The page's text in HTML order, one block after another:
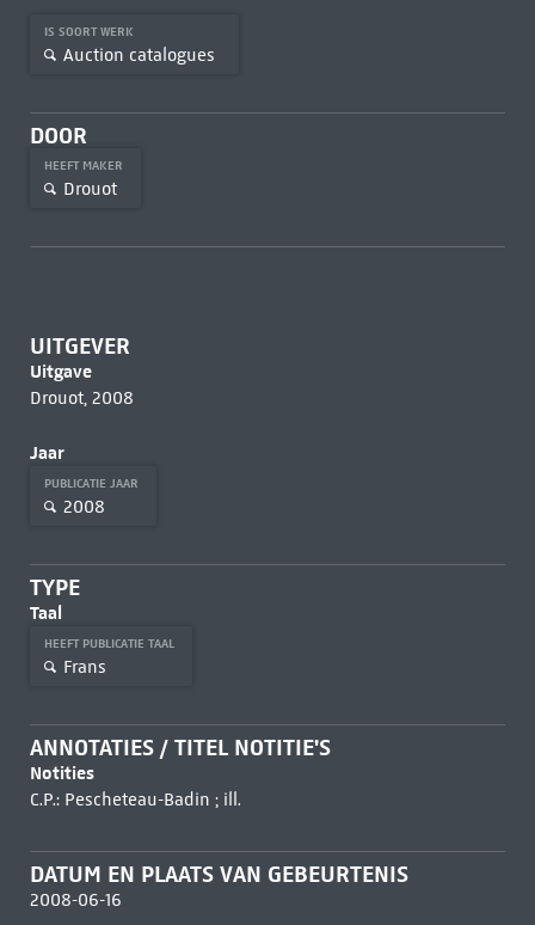
IS SOORT WERK
Auction catalogues
DOOR
HEEFT MAKER
Drouot
UITGEVER
Uitgave
Drouot, 2008
Jaar
PUBLICATIE JAAR
2008
TYPE
Taal
HEEFT PUBLICATIE TAAL
Frans
ANNOTATIES / TITEL NOTITIE'S
Notities
C.P.: Pescheteau-Badin ; ill.
DATUM EN PLAATS VAN GEBEURTENIS
2008-06-16